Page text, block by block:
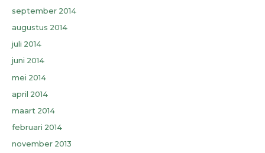
september 2014
augustus 2014
juli 2014
juni 2014
mei 2014
april 2014
maart 2014
februari 2014
november 2013